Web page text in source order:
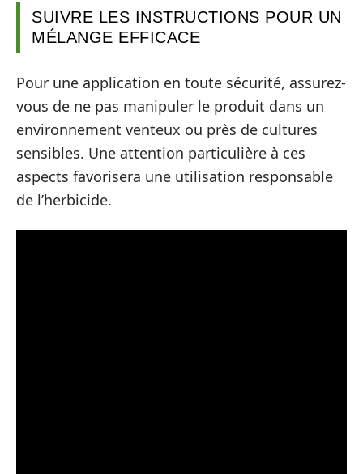
SUIVRE LES INSTRUCTIONS POUR UN
MÉLANGE EFFICACE
Pour une application en toute sécurité, assurez-
vous de ne pas manipuler le produit dans un
environnement venteux ou près de cultures
sensibles. Une attention particulière à ces
aspects favorisera une utilisation responsable
de l’herbicide.